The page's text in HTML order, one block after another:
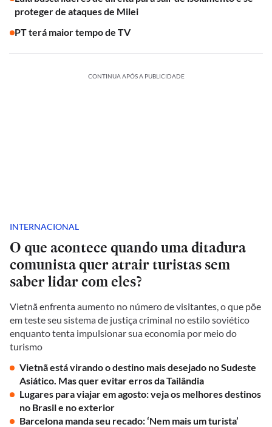
proteger de ataques de Milei
PT terá maior tempo de TV
CONTINUA APÓS A PUBLICIDADE
INTERNACIONAL
O que acontece quando uma ditadura
comunista quer atrair turistas sem
saber lidar com eles?
Vietnã enfrenta aumento no número de visitantes, o que põe
em teste seu sistema de justiça criminal no estilo soviético
enquanto tenta impulsionar sua economia por meio do
turismo
Vietnã está virando o destino mais desejado no Sudeste
Asiático. Mas quer evitar erros da Tailândia
Lugares para viajar em agosto: veja os melhores destinos
no Brasil e no exterior
Barcelona manda seu recado: ‘Nem mais um turista’